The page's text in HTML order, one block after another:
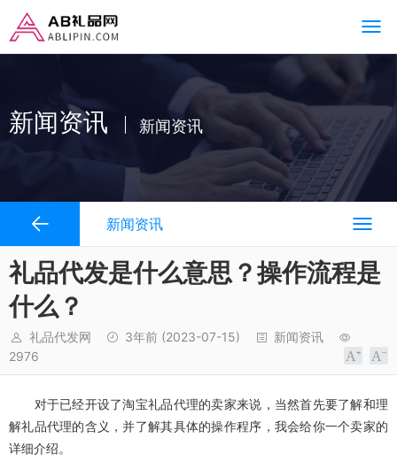
新闻资讯 新闻资讯
新闻资讯
礼品代发是什么意思？操作流程是
什么？
礼品代发网 3年前 (2023-07-15)
新闻资讯
2976
对于已经开设了淘宝礼品代理的卖家来说，当然首先要了解和理
解礼品代理的含义，并了解其具体的操作程序，我会给你一个卖家的
详细介绍。